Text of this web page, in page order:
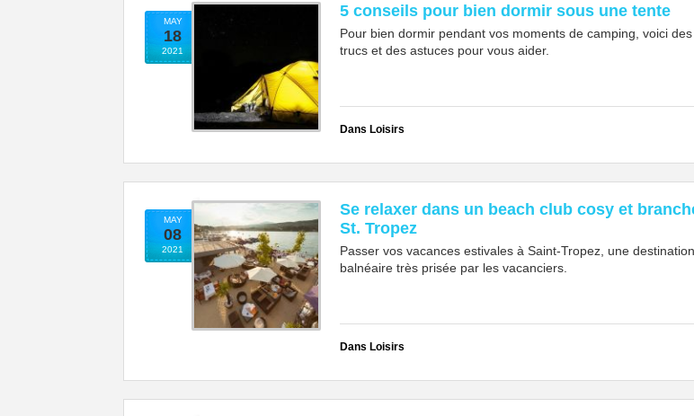
MAY
18
2021
5 conseils pour bien dormir sous une tente
Pour bien dormir pendant vos moments de camping, voici des
trucs et des astuces pour vous aider.
Dans Loisirs
MAY
08
2021
Se relaxer dans un beach club cosy et
St. Tropez
Passer vos vacances estivales à Saint-Tropez, une destination
balnéaire très prisée par les vacanciers.
Dans Loisirs